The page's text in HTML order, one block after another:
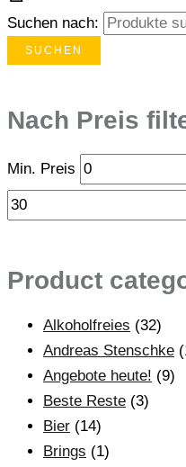
Suchen nach:
SUCHEN
Nach Preis
Min. Preis
Product
Alkoholfreies (32)
Andreas Stenschke
Angebote heute! (9)
Beste Reste (3)
Bier (14)
Brings (1)